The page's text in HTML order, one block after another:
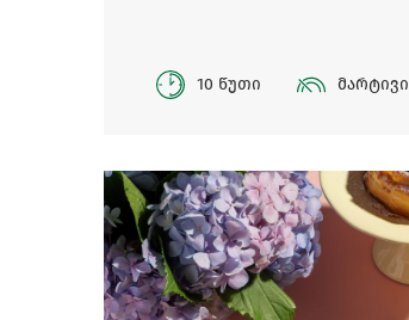
10 წუთი მარტივი